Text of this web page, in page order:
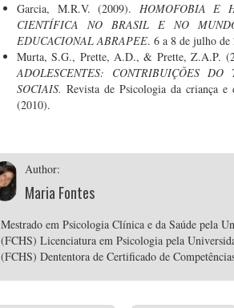
Garcia, M.R.V. (2009). HOMOFOBIA E
CIENTÍFICA NO BRASIL E NO
EDUCACIONAL ABRAPEE. 6 a 8 de julho de
Murta, S.G., Prette, A.D., & Prette, Z.A.P.
ADOLESCENTES: CONTRIBUIÇÕES
SOCIAIS. Revista de Psicologia da criança e
(2010).
Author:
Maria Fontes
Mestrado em Psicologia Clínica e da Saúde pela
(FCHS) Licenciatura em Psicologia pela
(FCHS) Dententora de Certificado de